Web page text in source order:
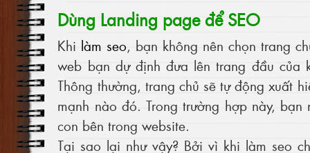
Dùng Landing page để SEO
Khi làm seo, bạn không nên chọn trang
web bạn dự định đưa lên trang đầu của
Thông thường, trang chủ sẽ tự động xuất
mạnh nào đó. Trong trường hợp này,
con bên trong website.
Tại sao lại như vậy? Bởi vì khi làm seo